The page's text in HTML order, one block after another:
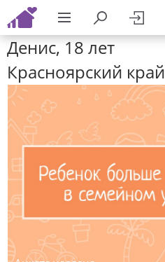
Денис, 18 лет
Красноярский край